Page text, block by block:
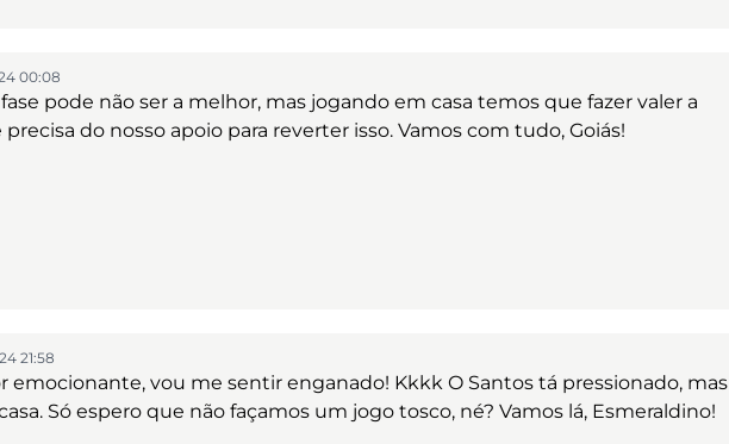
00:08
pode não ser a melhor, mas jogando em casa temos que fazer valer a
do nosso apoio para reverter isso. Vamos com tudo, Goiás!
21:58
emocionante, vou me sentir enganado! Kkkk O Santos tá pressionado, mas
Só espero que não façamos um jogo tosco, né? Vamos lá, Esmeraldino!